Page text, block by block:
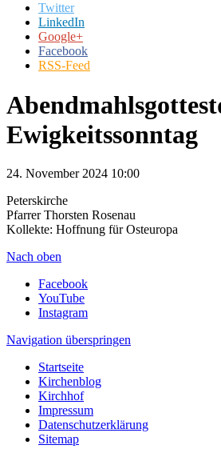
Twitter
LinkedIn
Google+
Facebook
RSS-Feed
Ewigkeitssonntag
24. November 2024 10:00
Peterskirche
Pfarrer Thorsten Rosenau
Kollekte: Hoffnung für Osteuropa
Nach oben
Facebook
YouTube
Instagram
Navigation überspringen
Startseite
Kirchenblog
Kirchhof
Impressum
Datenschutzerklärung
Sitemap